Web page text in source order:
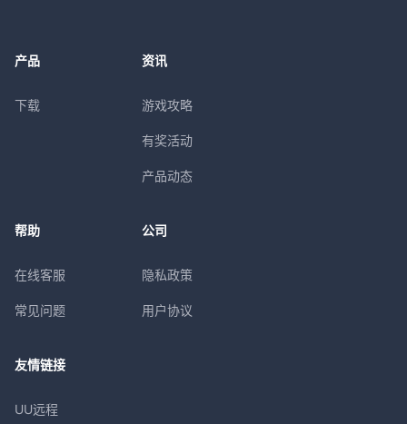
产品
下载
资讯
游戏攻略
有奖活动
产品动态
帮助
在线客服
常见问题
公司
隐私政策
用户协议
友情链接
UU远程